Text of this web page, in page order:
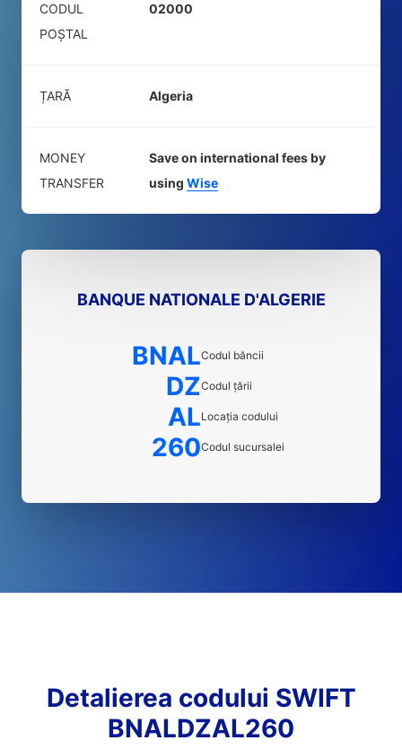
CODUL
POŞTAL
02000
ȚARĂ Algeria
MONEY
TRANSFER
Save on international fees by
using Wise
BANQUE NATIONALE D'ALGERIE
BNALCodul băncii
DZCodul țării
ALLocația codului
260Codul sucursalei
Detalierea codului SWIFT
BNALDZAL260